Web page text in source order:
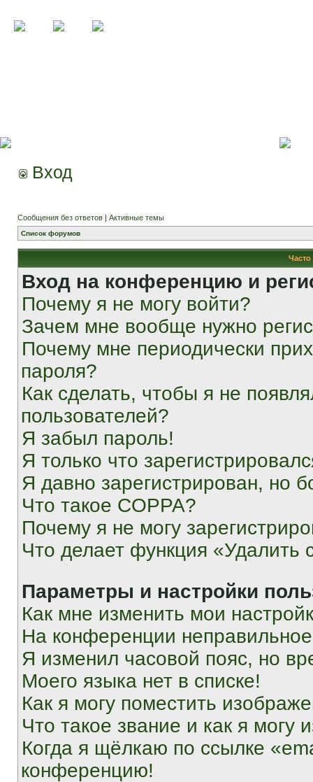
Вход
Сообщения без ответов | Активные темы
Список форумов
Вход на конференцию и
Почему я не могу войти?
Зачем мне вообще нужно
Почему мне периодически
пароля?
Как сделать, чтобы я не
пользователей?
Я забыл пароль!
Я только что
Я давно зарегистрирован, но
Что такое COPPA?
Почему я не могу
Что делает функция «Удалить
Параметры и настройки
Как мне изменить мои
На конференции
Я изменил часовой пояс, но
Моего языка нет в списке!
Как я могу поместить
Что такое звание и как я могу
Когда я щёлкаю по ссылке
конференцию!